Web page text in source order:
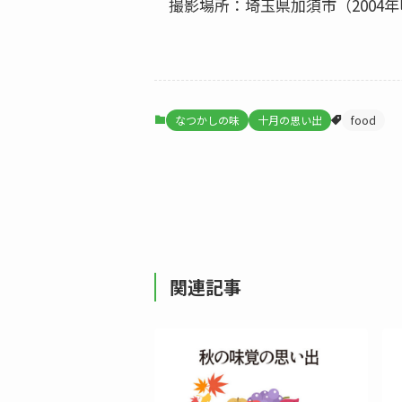
撮影場所：埼玉県加須市（2004
なつかしの味 十月の思い出 food
関連記事